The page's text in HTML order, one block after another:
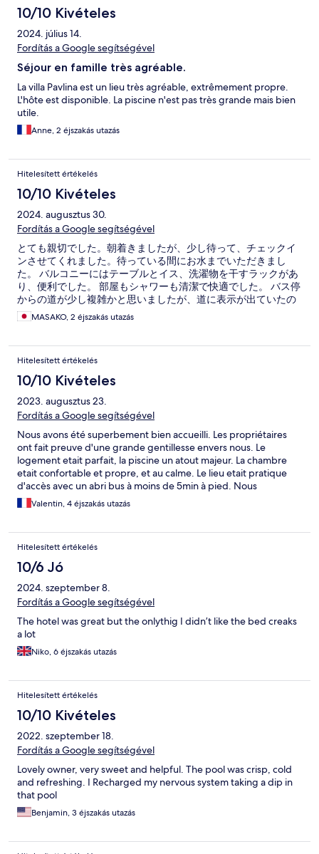
10/10 Kivételes
2024. július 14.
Fordítás a Google segítségével
Séjour en famille très agréable.
La villa Pavlina est un lieu très agréable, extrêmement propre.
L'hôte est disponible. La piscine n'est pas très grande mais bien
utile.
Anne, 2 éjszakás utazás
Hitelesített értékelés
10/10 Kivételes
2024. augusztus 30.
Fordítás a Google segítségével
とても親切でした。朝着きましたが、少し待って、チェックイ
ンさせてくれました。待っている間にお水までいただきまし
た。 バルコニーにはテーブルとイス、洗濯物を干すラックがあ
り、便利でした。 部屋もシャワーも清潔で快適でした。 バス停
からの道が少し複雑かと思いましたが、道に表示が出ていたの
で、それに従って行けば、すんなり到着できました。 近くにス
ーパーやレストランもありました。
MASAKO, 2 éjszakás utazás
Hitelesített értékelés
10/10 Kivételes
2023. augusztus 23.
Fordítás a Google segítségével
Nous avons été superbement bien accueilli. Les propriétaires
ont fait preuve d'une grande gentillesse envers nous. Le
logement etait parfait, la piscine un atout majeur. La chambre
etait confortable et propre, et au calme. Le lieu etait pratique
d'accès avec un abri bus à moins de 5min à pied. Nous
recommandons vivement.
Valentin, 4 éjszakás utazás
Hitelesített értékelés
10/6 Jó
2024. szeptember 8.
Fordítás a Google segítségével
The hotel was great but the onlythig I didn’t like the bed creaks
a lot
Niko, 6 éjszakás utazás
Hitelesített értékelés
10/10 Kivételes
2022. szeptember 18.
Fordítás a Google segítségével
Lovely owner, very sweet and helpful. The pool was crisp, cold
and refreshing. I Recharged my nervous system taking a dip in
that pool
Benjamin, 3 éjszakás utazás